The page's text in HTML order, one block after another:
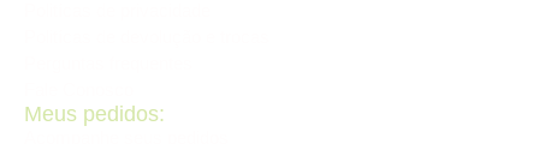
Meus pedidos: